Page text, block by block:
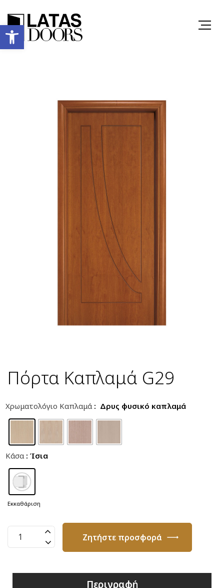
Ανοίξτε τη γραμμή εργαλείων
Πόρτα Καπλαμά G29
Χρωματολόγιο Καπλαμά : Δρυς φυσικό καπλαμά
Κάσα : Ίσια
Εκκαθάριση
Πόρτα
Καπλαμά
Ζητήστε προσφορά
Περιγραφή